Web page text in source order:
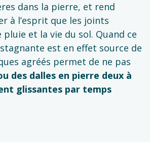
dans la pierre, et rend
à l’esprit que les joints
et la vie du sol. Quand ce
stagnante est en effet source de
agréés permet de ne pas
des dalles en pierre deux à
glissantes par temps